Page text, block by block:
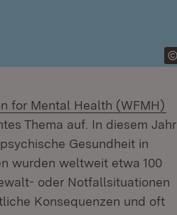
for Mental Health (WFMH)
Thema auf. In diesem Jahr
Gesundheit in
wurden weltweit etwa 100
oder Notfallsituationen
Konsequenzen und oft